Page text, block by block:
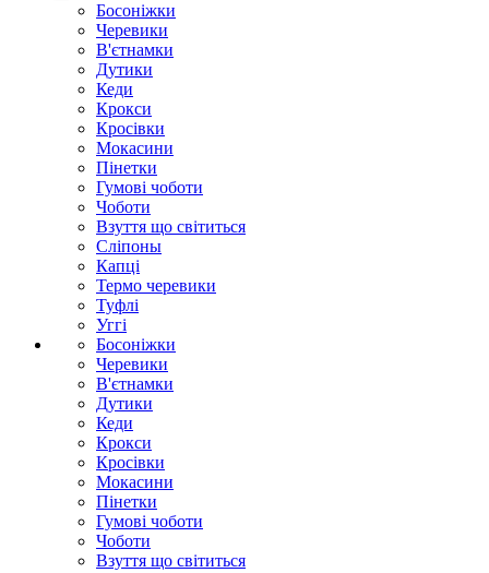
Босоніжки
Черевики
В'єтнамки
Дутики
Кеди
Крокси
Кросівки
Мокасини
Пінетки
Гумові чоботи
Чоботи
Взуття що світиться
Сліпоны
Капці
Термо черевики
Туфлі
Уггі
Босоніжки
Черевики
В'єтнамки
Дутики
Кеди
Крокси
Кросівки
Мокасини
Пінетки
Гумові чоботи
Чоботи
Взуття що світиться